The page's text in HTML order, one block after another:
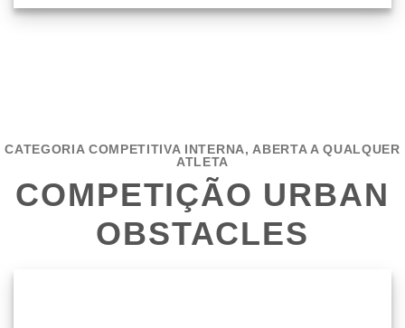
CATEGORIA COMPETITIVA INTERNA, ABERTA A QUALQUER
ATLETA
COMPETIÇÃO URBAN
OBSTACLES